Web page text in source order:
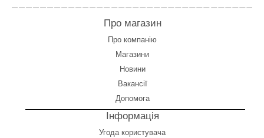
Про магазин
Про компанію
Магазини
Новини
Вакансії
Допомога
Інформація
Угода користувача